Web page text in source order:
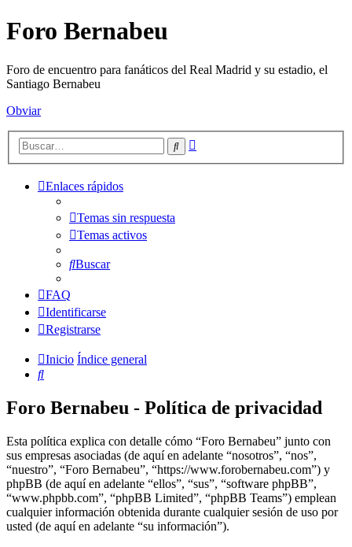
Foro Bernabeu
Foro de encuentro para fanáticos del Real Madrid y su estadio, el
Santiago Bernabeu
Obviar
Buscar
Enlaces rápidos
Temas sin respuesta
Temas activos
Buscar
FAQ
Identificarse
Registrarse
Inicio Índice general
Buscar
Foro Bernabeu - Política de privacidad
Esta política explica con detalle cómo “Foro Bernabeu” junto con
sus empresas asociadas (de aquí en adelante “nosotros”, “nos”,
“nuestro”, “Foro Bernabeu”, “https://www.forobernabeu.com”) y
phpBB (de aquí en adelante “ellos”, “sus”, “software phpBB”,
“www.phpbb.com”, “phpBB Limited”, “phpBB Teams”) emplean
cualquier información obtenida durante cualquier sesión de uso por
usted (de aquí en adelante “su información”).